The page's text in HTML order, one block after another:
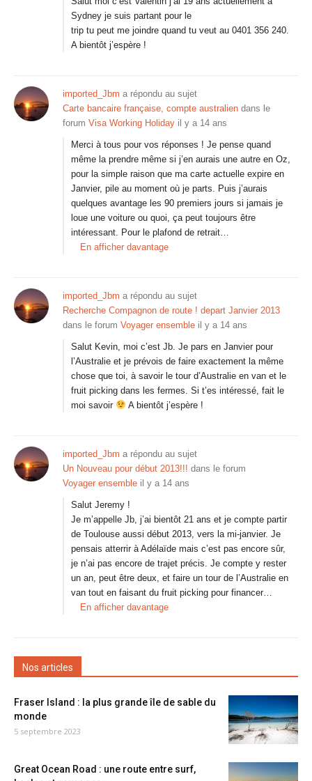
Sydney je suis partant pour le
trip tu peut me joindre quand tu veut au 0401 356 240.
A bientôt j’espère !
imported_Jbm a répondu au sujet
Carte bancaire française, compte australien dans le
forum Visa Working Holiday il y a 14 ans
Merci à tous pour vos réponses ! Je pense quand
même la prendre même si j’en aurais une autre en Oz,
pour la simple raison que ma carte actuelle expire en
Janvier, pile au moment où je parts. Puis j’aurais
quelques avantage les 90 premiers jours si jamais je
loue une voiture ou quoi, ça peut toujours être
intéressant. Pour le plafond de retrait…
En afficher davantage
imported_Jbm a répondu au sujet
Recherche Compagnon de route ! depart Janvier 2013
dans le forum Voyager ensemble il y a 14 ans
Salut Kevin, moi c’est Jb. Je pars en Janvier pour
l’Australie et je prévois de faire exactement la même
chose que toi, à savoir le tour d’Australie en van et le
fruit picking dans les fermes. Si t’es intéressé, fait le
moi savoir
A bientôt j’espère !
imported_Jbm a répondu au sujet
Un Nouveau pour début 2013!!! dans le forum
Voyager ensemble il y a 14 ans
Salut Jeremy !
Je m’appelle Jb, j’ai bientôt 21 ans et je compte partir
de Toulouse aussi début 2013, vers la mi-janvier. Je
pensais atterrir à Adélaïde mais c’est pas encore sûr,
je n’ai pas encore de trajet précis. Je compte y rester
un an, peut être deux, et faire un tour de l’Australie en
van tout en faisant du fruit picking pour financer…
En afficher davantage
Nos articles
Fraser Island : la plus grande île de sable du
monde
5 septembre 2023
Great Ocean Road : une route entre surf,